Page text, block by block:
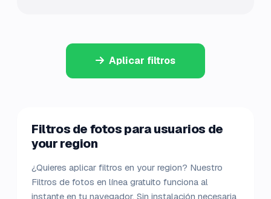
Aplicar filtros
Filtros de fotos para usuarios de
your region
¿Quieres aplicar filtros en your region? Nuestro
Filtros de fotos en línea gratuito funciona al
instante en tu navegador. Sin instalación necesaria